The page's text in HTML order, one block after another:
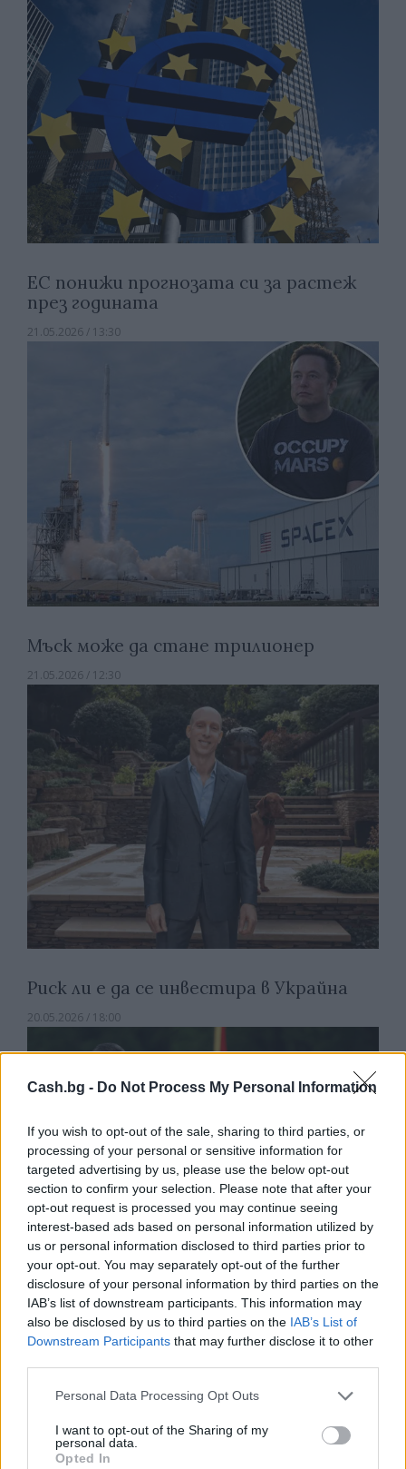
Cash.bg - Do Not Process My Personal Information
If you wish to opt-out of the sale, sharing to third parties, or
processing of your personal or sensitive information for
targeted advertising by us, please use the below opt-out
section to confirm your selection. Please note that after your
opt-out request is processed you may continue seeing
interest-based ads based on personal information utilized by
us or personal information disclosed to third parties prior to
your opt-out. You may separately opt-out of the further
disclosure of your personal information by third parties on the
IAB’s list of downstream participants. This information may
also be disclosed by us to third parties on the IAB’s List of
Downstream Participants that may further disclose it to other
Personal Data Processing Opt Outs
I want to opt-out of the Sharing of my
personal data.
Opted In
ЕС понижи прогнозата си за растеж
през годината
21.05.2026 / 13:30
Мъск може да стане трилионер
21.05.2026 / 12:30
Риск ли е да се инвестира в Украйна
20.05.2026 / 18:00
Си Дзинпин отново отказа на Путин
нов договор за руски газ